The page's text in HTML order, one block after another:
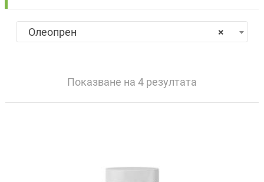
Показване на 4 резултата
×
Олеопрен